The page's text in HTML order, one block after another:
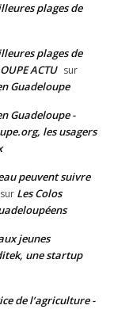
plages de
plages de
ACTU sur
Guadeloupe
Guadeloupe -
les usagers
peuvent suivre
sur Les Colos
jeunes
une startup
de l’agriculture -